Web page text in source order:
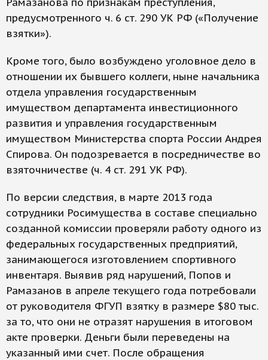
предусмотренного ч. 6 ст. 290 УК РФ («Получение
взятки»).
Кроме того, было возбуждено уголовное дело в
отношении их бывшего коллеги, ныне начальника
отдела управления государственным
имуществом департамента инвестиционного
развития и управления государственным
имуществом Министерства спорта России Андрея
Спирова. Он подозревается в посредничестве во
взяточничестве (ч. 4 ст. 291 УК РФ).
По версии следствия, в марте 2013 года
сотрудники Росимущества в составе специально
созданной комиссии проверяли работу одного из
федеральных государственных предприятий,
занимающегося изготовлением спортивного
инвентаря. Выявив ряд нарушений, Попов и
Рамазанов в апреле текущего года потребовали
от руководителя ФГУП взятку в размере $80 тыс.
за то, что они не отразят нарушения в итоговом
акте проверки. Деньги были переведены на
указанный ими счет. После обращения